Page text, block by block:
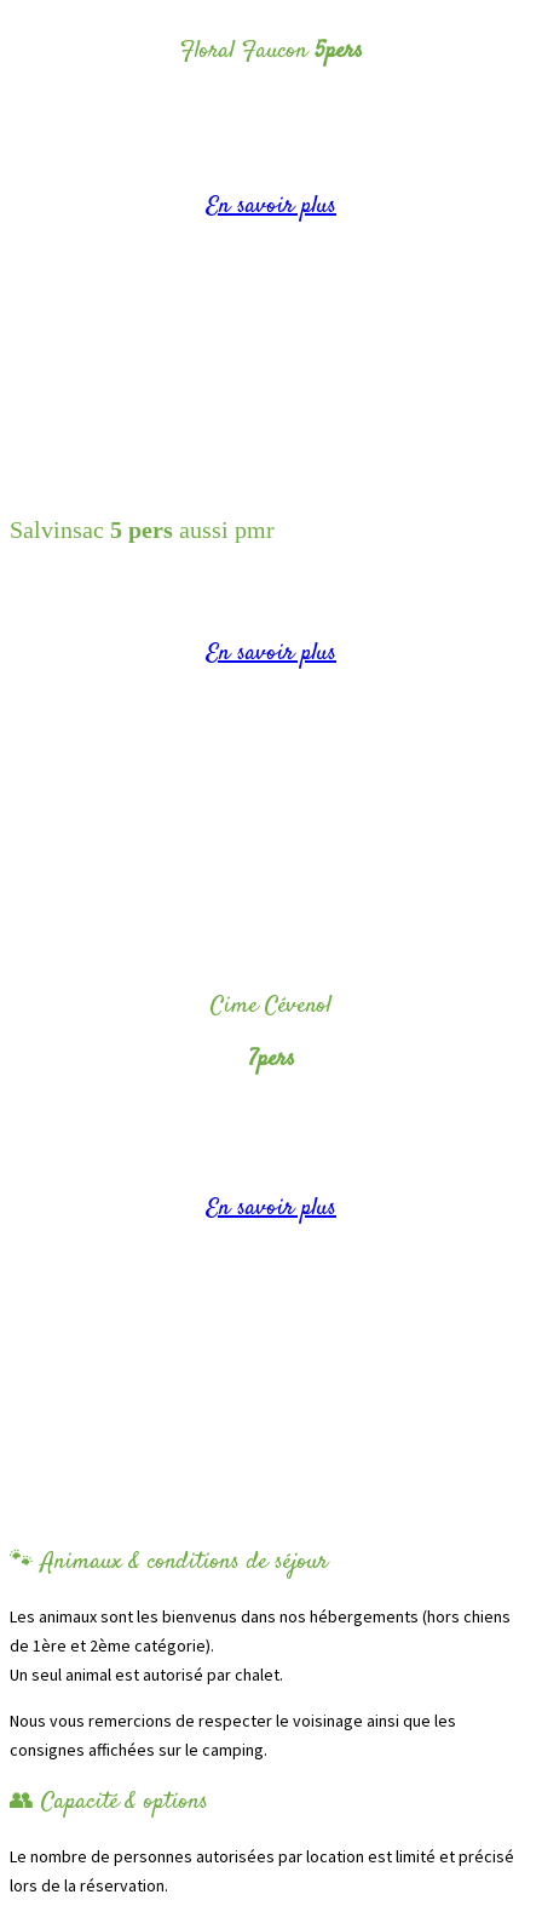
Floral Faucon5pers
En savoir plus
Salvinsac 5 pers aussi pmr
En savoir plus
Cime Cévenol
7pers
En savoir plus
🐾 Animaux & conditions de séjour
Les animaux sont les bienvenus dans nos hébergements (hors chiens
de 1ère et 2ème catégorie).
Un seul animal est autorisé par chalet.
Nous vous remercions de respecter le voisinage ainsi que les
consignes affichées sur le camping.
👥 Capacité & options
Le nombre de personnes autorisées par location est limité et précisé
lors de la réservation.